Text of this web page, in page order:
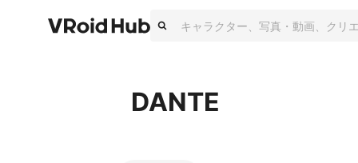
DANTE